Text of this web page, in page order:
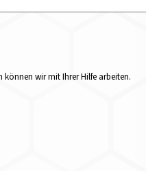
können wir mit Ihrer Hilfe arbeiten.